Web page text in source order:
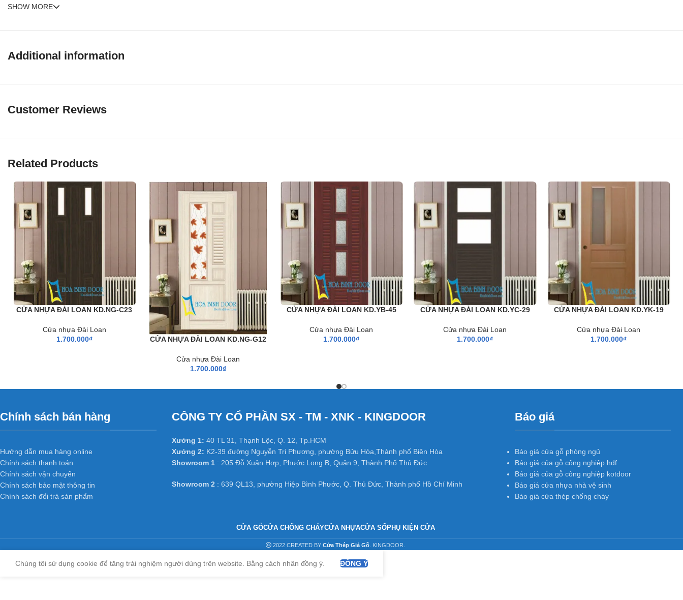
SHOW MORE
Additional information
Customer Reviews
Related Products
CỬA NHỰA ĐÀI LOAN KD.NG-C23
Cửa nhựa Đài Loan
1.700.000₫ CỬA NHỰA ĐÀI LOAN KD.NG-G12
Cửa nhựa Đài Loan
1.700.000₫
CỬA NHỰA ĐÀI LOAN KD.YB-45
Cửa nhựa Đài Loan
1.700.000₫
CỬA NHỰA ĐÀI LOAN KD.YC-29
Cửa nhựa Đài Loan
1.700.000₫
CỬA NHỰA ĐÀI LOAN KD.YK-19
Cửa nhựa Đài Loan
1.700.000₫
Chính sách bán hàng
Hướng dẫn mua hàng online
Chính sách thanh toán
Chính sách vận chuyển
Chính sách bảo mật thông tin
Chính sách đổi trả sản phẩm
CÔNG TY CỔ PHẦN SX - TM - XNK - KINGDOOR
Xưởng 1: 40 TL 31, Thạnh Lộc, Q. 12, Tp.HCM
Xưởng 2: K2-39 đường Nguyễn Tri Phương, phường Bửu Hòa,Thành phố Biên Hòa
Showroom 1: 205 Đỗ Xuân Hợp, Phước Long B, Quận 9, Thành Phố Thủ Đức
Showroom 2 : 639 QL13, phường Hiệp Bình Phước, Q. Thủ Đức, Thành phố Hồ Chí Minh
Báo giá
Báo giá cửa gỗ phòng ngủ
Báo giá của gỗ công nghiệp hdf
Báo giá của gỗ công nghiệp kotdoor
Báo giá cửa nhựa nhà vệ sinh
Báo giá cửa thép chống cháy
CỬA GỖCỬA CHỐNG CHÁYCỬA NHỰACỬA SỔPHỤ KIỆN CỬA
2022 CREATED BY Cửa Thép Giả Gỗ . KINGDOOR.
Chúng tôi sử dụng cookie để tăng trải nghiệm người dùng trên website. Bằng cách nhân đồng ý. ĐỒNG Ý